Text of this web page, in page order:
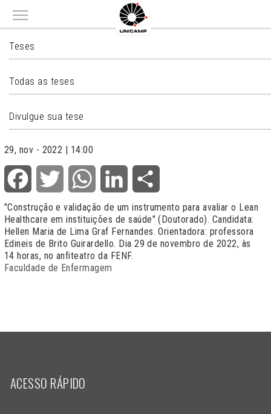
Main menu
TESES
Teses
Todas as teses
Divulgue sua tese
29, nov - 2022 | 14:00
Facebook Twitter WhatsApp LinkedIn
"Construção e validação de um instrumento para avaliar o Lean
Healthcare em instituições de saúde" (Doutorado). Candidata:
Hellen Maria de Lima Graf Fernandes. Orientadora: professora
Edineis de Brito Guirardello. Dia 29 de novembro de 2022, às
14 horas, no anfiteatro da FENF.
Faculdade de Enfermagem
ACESSO RÁPIDO